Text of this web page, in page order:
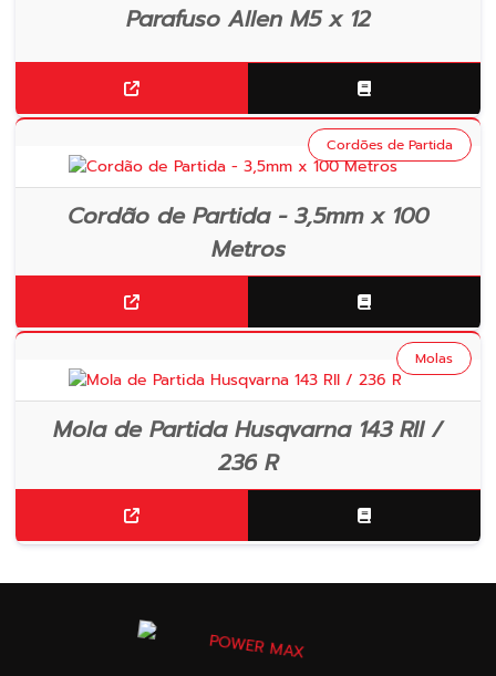
Parafuso Allen M5 x 12
Cordão de Partida - 3,5mm x 100
Metros
Cordões de Partida
Mola de Partida Husqvarna 143 RII /
236 R
Molas